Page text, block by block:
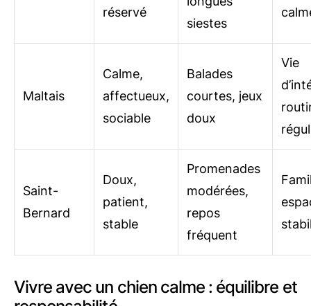
réservé
siestes
Maltais
Calme,
affectueux,
sociable
Balades
courtes, jeux
doux
Vie
Saint-
Bernard
Doux,
patient,
stable
Promenades
modérées,
repos
fréquent
Vivre avec un chien calme : équilibre et